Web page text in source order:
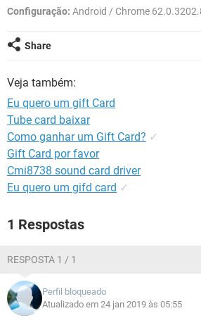
GUIA DE COMPRAS
Configuração: Android / Chrome
Share
Veja também:
Eu quero um gift Card
Tube card baixar
Como ganhar um Gift Card? ✓
Gift Card por favor
Cmi8738 sound card driver
Eu quero um gifd card ✓
1 Respostas
RESPOSTA 1 / 1
Perfil bloqueado
Atualizado em 24 jan 2019 às 05:55